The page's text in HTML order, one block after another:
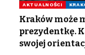
AKTUALNOŚCI
Kraków może
prezydentkę.
swojej